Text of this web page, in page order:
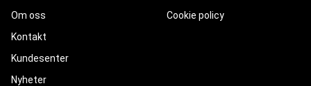
Om oss
Kontakt
Kundesenter
Nyheter
Cookie policy